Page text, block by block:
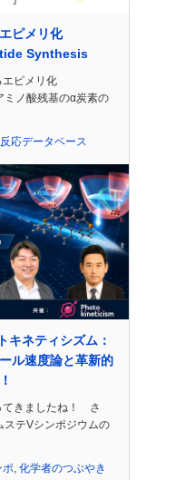
ピメリ化
Synthesis
ピメリ化
ミノ酸残基のα炭素の
応データベース
キネティシズム：
ル速度論と革新的
てきましたね！ さ
テVシンポジウムの
ポ, 化学者のつぶやき